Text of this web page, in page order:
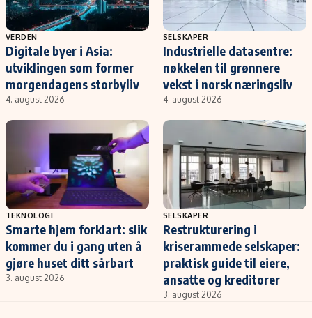
VERDEN
Digitale byer i Asia:
utviklingen som former
morgendagens storbyliv
4. august 2026
SELSKAPER
Industrielle datasentre:
nøkkelen til grønnere
vekst i norsk næringsliv
4. august 2026
TEKNOLOGI
Smarte hjem forklart: slik
kommer du i gang uten å
gjøre huset ditt sårbart
3. august 2026
SELSKAPER
Restrukturering i
kriserammede selskaper:
praktisk guide til eiere,
ansatte og kreditorer
3. august 2026